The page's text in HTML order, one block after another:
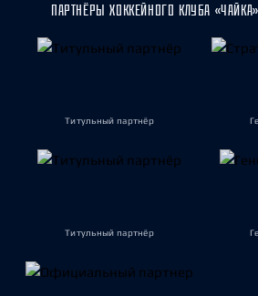
ПАРТНЁРЫ ХОККЕЙНОГО КЛУБА
Титульный партнёр
Титульный партнёр